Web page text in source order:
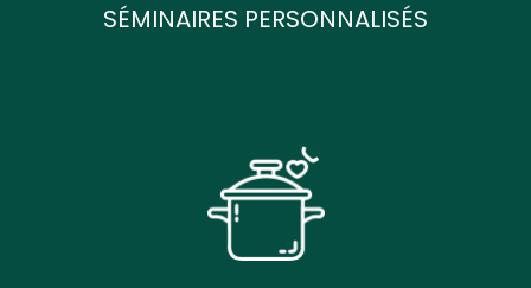
SÉMINAIRES PERSONNALISÉS